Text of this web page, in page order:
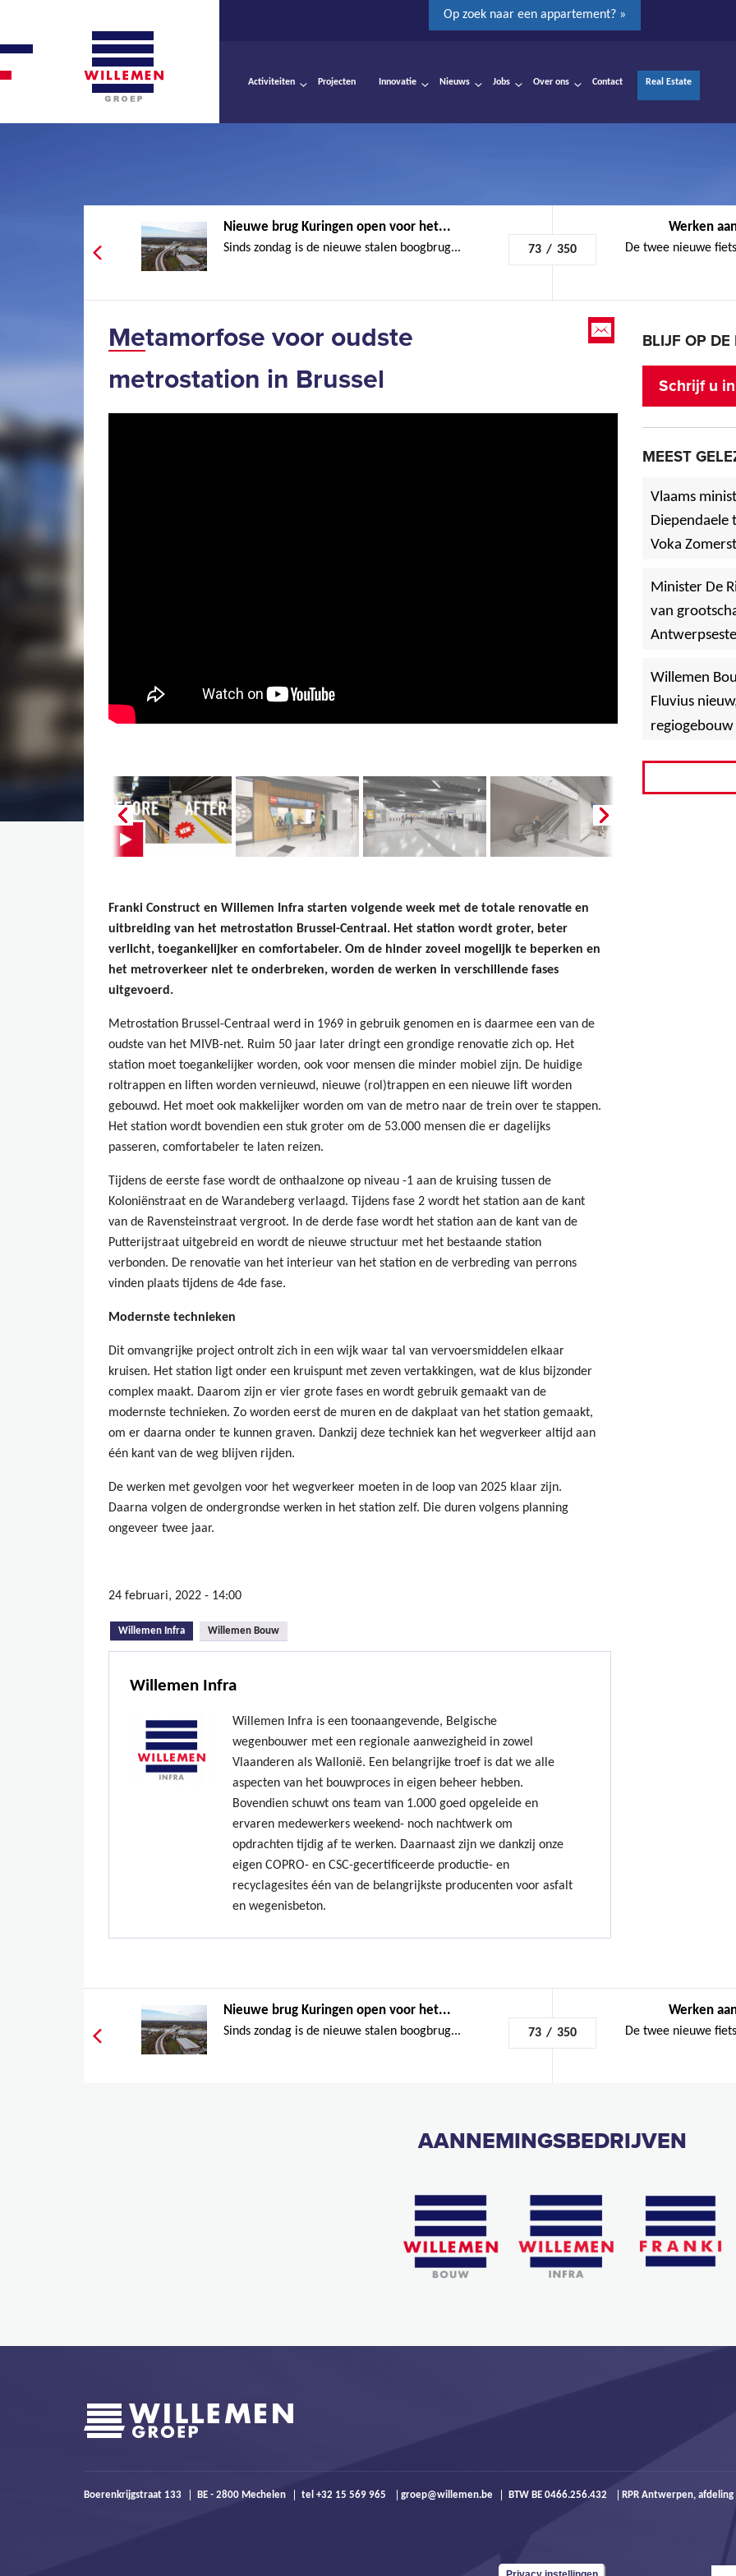
Op zoek naar een appartement? »
Activiteiten Projecten Innovatie Nieuws Jobs Over ons Contact Real Estate
Nieuwe brug Kuringen open voor het...
Sinds zondag is de nieuwe stalen boogbrug... 73 / 350
Werken
De twee nieuwe
Metamorfose voor oudste
metrostation in Brussel
Franki Construct en Willemen Infra starten volgende week met de totale renovatie en
uitbreiding van het metrostation Brussel-Centraal. Het station wordt groter, beter
verlicht, toegankelijker en comfortabeler. Om de hinder zoveel mogelijk te beperken en
het metroverkeer niet te onderbreken, worden de werken in verschillende fases
uitgevoerd.
Metrostation Brussel-Centraal werd in 1969 in gebruik genomen en is daarmee een van de
oudste van het MIVB-net. Ruim 50 jaar later dringt een grondige renovatie zich op. Het
station moet toegankelijker worden, ook voor mensen die minder mobiel zijn. De huidige
roltrappen en liften worden vernieuwd, nieuwe (rol)trappen en een nieuwe lift worden
gebouwd. Het moet ook makkelijker worden om van de metro naar de trein over te stappen.
Het station wordt bovendien een stuk groter om de 53.000 mensen die er dagelijks
passeren, comfortabeler te laten reizen.
Tijdens de eerste fase wordt de onthaalzone op niveau -1 aan de kruising tussen de
Koloniënstraat en de Warandeberg verlaagd. Tijdens fase 2 wordt het station aan de kant
van de Ravensteinstraat vergroot. In de derde fase wordt het station aan de kant van de
Putterijstraat uitgebreid en wordt de nieuwe structuur met het bestaande station
verbonden. De renovatie van het interieur van het station en de verbreding van perrons
vinden plaats tijdens de 4de fase.
Modernste technieken
Dit omvangrijke project ontrolt zich in een wijk waar tal van vervoersmiddelen elkaar
kruisen. Het station ligt onder een kruispunt met zeven vertakkingen, wat de klus bijzonder
complex maakt. Daarom zijn er vier grote fases en wordt gebruik gemaakt van de
modernste technieken. Zo worden eerst de muren en de dakplaat van het station gemaakt,
om er daarna onder te kunnen graven. Dankzij deze techniek kan het wegverkeer altijd aan
één kant van de weg blijven rijden.
De werken met gevolgen voor het wegverkeer moeten in de loop van 2025 klaar zijn.
Daarna volgen de ondergrondse werken in het station zelf. Die duren volgens planning
ongeveer twee jaar.
24 februari, 2022 - 14:00
Willemen Infra (actieve tabblad)
Willemen Bouw
Willemen Infra
Willemen Infra is een toonaangevende, Belgische
wegenbouwer met een regionale aanwezigheid in zowel
Vlaanderen als Wallonië. Een belangrijke troef is dat we alle
aspecten van het bouwproces in eigen beheer hebben.
Bovendien schuwt ons team van 1.000 goed opgeleide en
ervaren medewerkers weekend- noch nachtwerk om
opdrachten tijdig af te werken. Daarnaast zijn we dankzij onze
eigen COPRO- en CSC-gecertificeerde productie- en
recyclagesites één van de belangrijkste producenten voor asfalt
en wegenisbeton.
BLIJF OP DE
Schrijf u
MEEST
Vlaams
Voka
Minister De
van
Willemen
Fluvius
Nieuwe brug Kuringen open voor het...
Sinds zondag is de nieuwe stalen boogbrug... 73 / 350
Werken
De twee nieuwe
AANNEMINGSBEDRIJVEN
Boerenkrijgstraat 133 BE - 2800 Mechelen tel +32 15 569 965 groep@willemen.be BTW BE 0466.256.432 RPR Antwerpen,